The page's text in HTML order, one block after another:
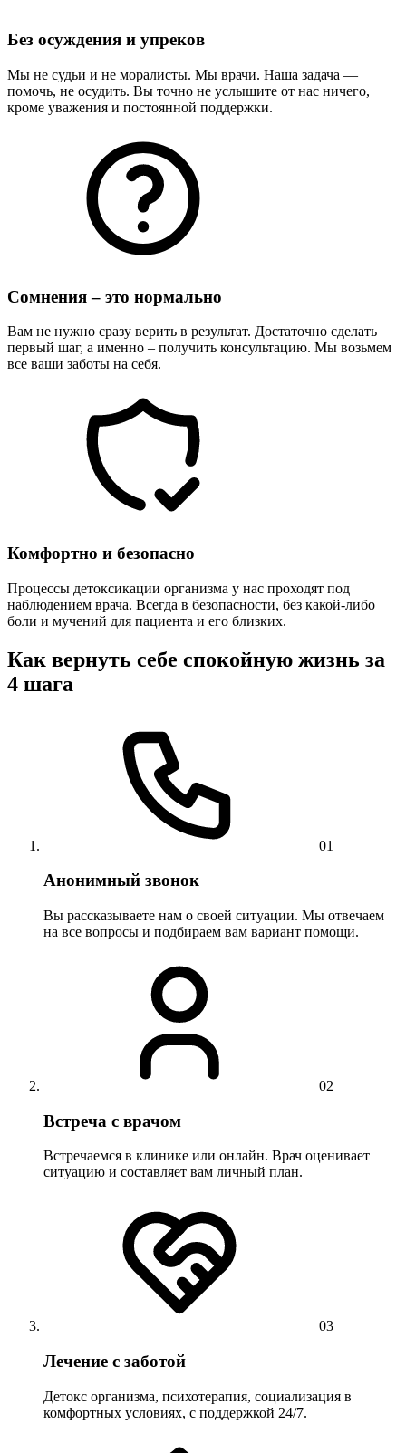
Без осуждения и упреков
Мы не судьи и не моралисты. Мы врачи. Наша задача —
помочь, не осудить. Вы точно не услышите от нас ничего,
кроме уважения и постоянной поддержки.
Сомнения – это нормально
Вам не нужно сразу верить в результат. Достаточно сделать
первый шаг, а именно – получить консультацию. Мы возьмем
все ваши заботы на себя.
Комфортно и безопасно
Процессы детоксикации организма у нас проходят под
наблюдением врача. Всегда в безопасности, без какой-либо
боли и мучений для пациента и его близких.
Как вернуть себе спокойную жизнь за
4 шага
01
Анонимный звонок
Вы рассказываете нам о своей ситуации. Мы отвечаем
на все вопросы и подбираем вам вариант помощи.
02
Встреча с врачом
Встречаемся в клинике или онлайн. Врач оценивает
ситуацию и составляет вам личный план.
03
Лечение с заботой
Детокс организма, психотерапия, социализация в
комфортных условиях, с поддержкой 24/7.